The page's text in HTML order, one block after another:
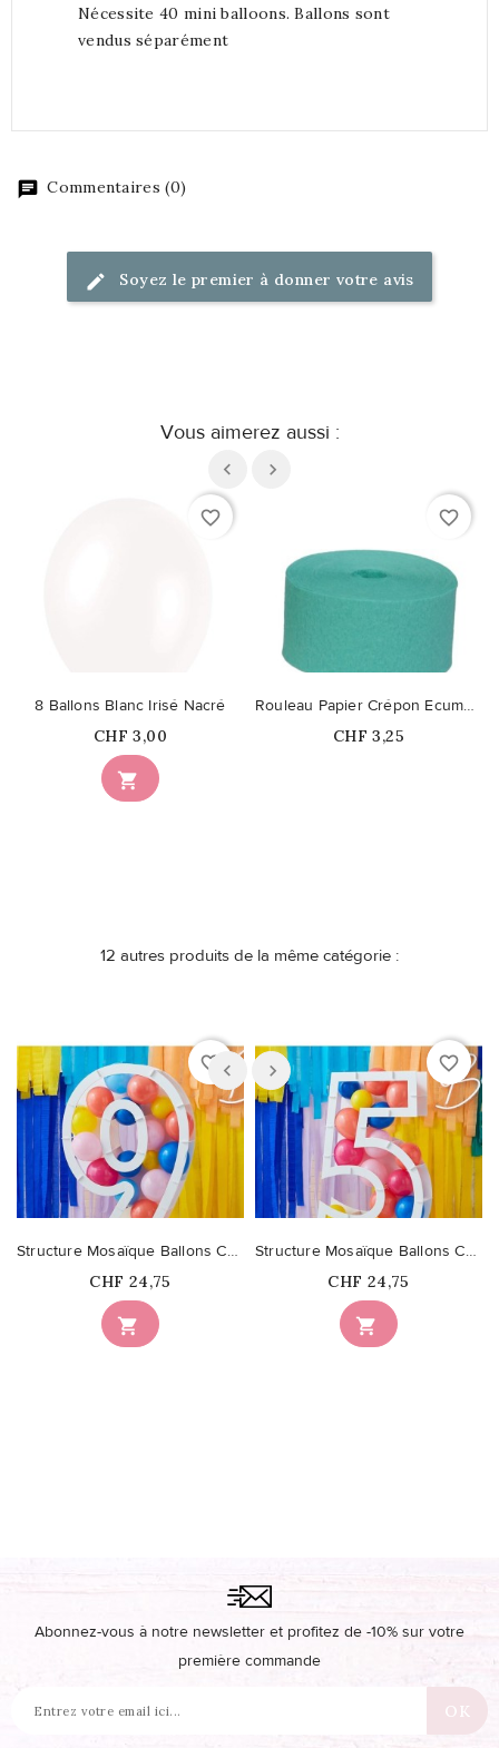
Nécessite 40 mini balloons. Ballons sont
vendus séparément
Commentaires (0)
Soyez le premier à donner votre avis
Vous aimerez aussi :
favorite_border

8 Ballons Blanc Irisé Nacré
Prix
CHF 3,00
favorite_border
Rouleau Papier Crépon Ecume de Mer
Prix
CHF 3,25
12 autres produits de la même catégorie :
favorite_border

Structure Mosaïque Ballons Chiffre 9
Prix
CHF 24,75
favorite_border

Structure Mosaïque Ballons Chiffre 5
Prix
CHF 24,75
Abonnez-vous à notre newsletter et profitez de -10% sur votre
première commande